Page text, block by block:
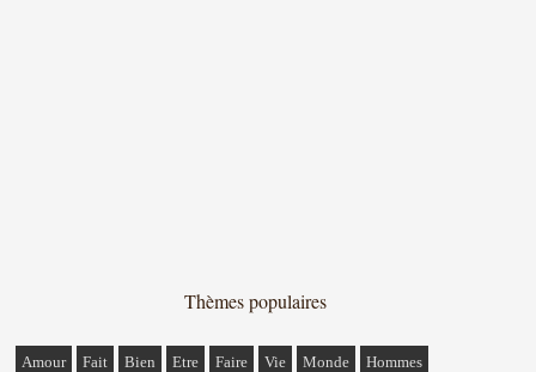
Thèmes populaires
Amour Fait Bien Etre Faire Vie Monde Hommes